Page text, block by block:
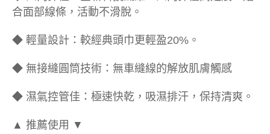
合面部線條，活動不滑脫。
◆ 輕量設計：較經典頭巾更輕盈20%。
◆ 無接縫圓筒技術：無車縫線的解放肌膚觸感
◆ 濕氣控管佳：極速快乾，吸濕排汗，保持清爽。
▲ 推薦使用 ▼